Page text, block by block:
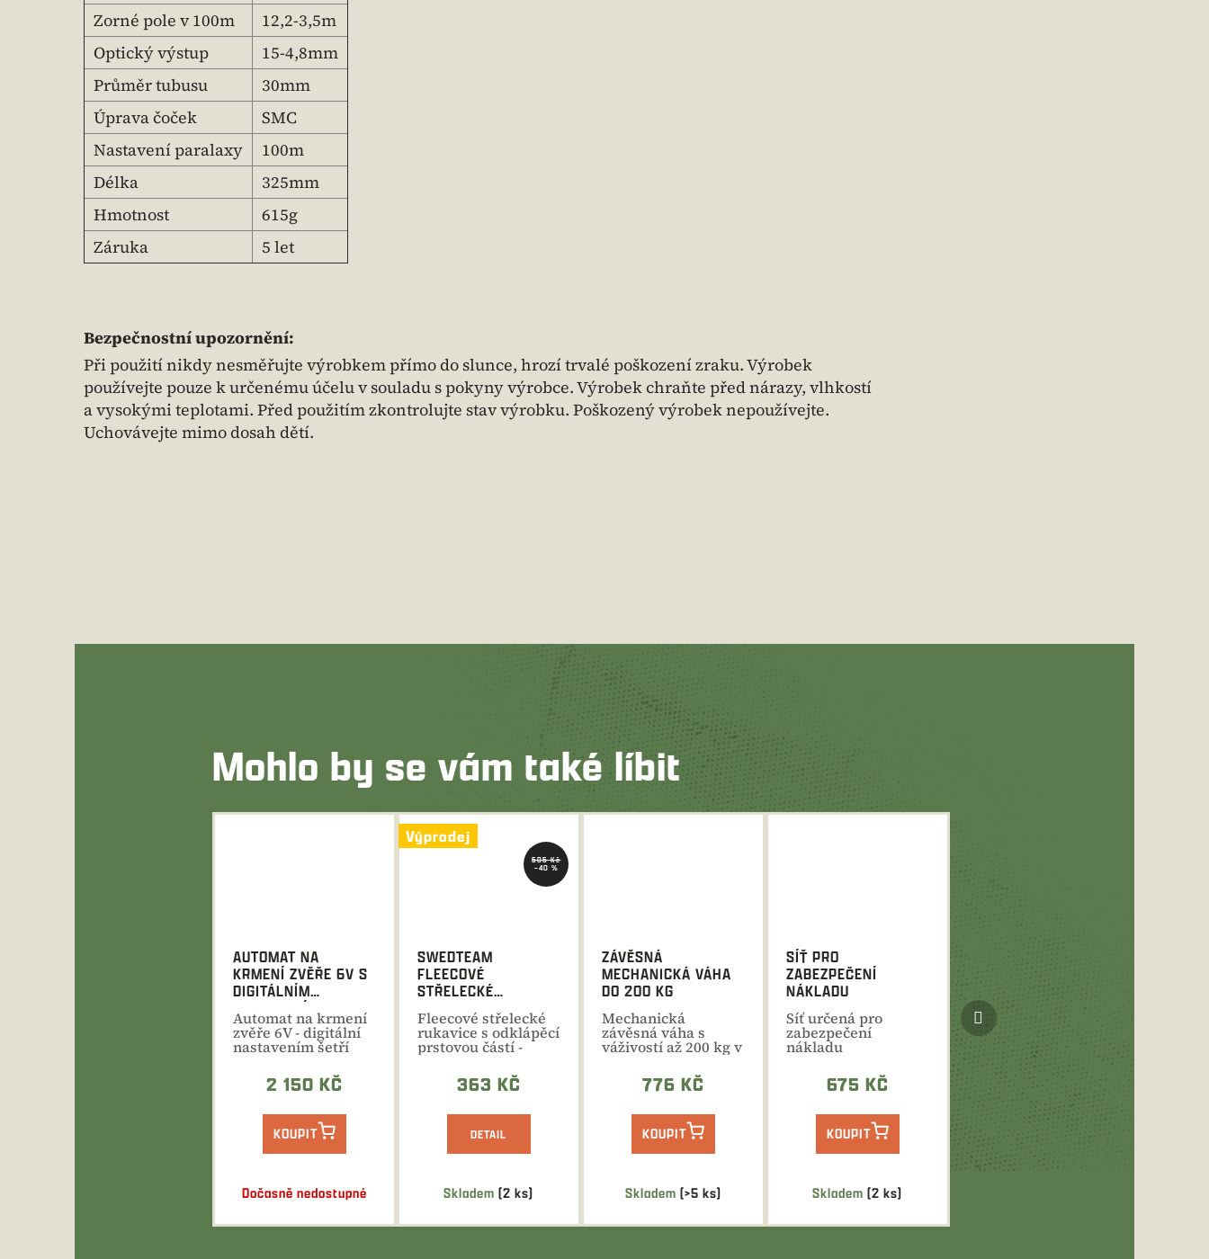
Zorné pole v 100m
12,2-3,5m
Optický výstup
15-4,8mm
Průměr tubusu
30mm
Úprava čoček
SMC
Nastavení paralaxy
100m
Délka
325mm
Hmotnost
615g
Záruka
5 let
Bezpečnostní upozornění:
Při použití nikdy nesměřujte výrobkem přímo do slunce, hrozí trvalé poškození zraku. Výrobek
používejte pouze k určenému účelu v souladu s pokyny výrobce. Výrobek chraňte před nárazy, vlhkostí
a vysokými teplotami. Před použitím zkontrolujte stav výrobku. Poškozený výrobek nepoužívejte.
Uchovávejte mimo dosah dětí.
Mohlo by se vám také líbit
Dočasně nedostupné
AUTOMAT NA
KRMENÍ ZVĚŘE 6V S
DIGITÁLNÍM
NASTAVENÍM
Automat na krmení
zvěře 6V - digitální
nastavením šetří
2 150 KČ
KOUPIT
Výprodej
605 Kč
–40 %
Skladem(2 ks)
SWEDTEAM
FLEECOVÉ
STŘELECKÉ
Fleecové střelecké
rukavice s odklápěcí
prstovou částí -
skvělá volba pro...
363 KČ
DETAIL
Skladem (>5 ks)
ZÁVĚSNÁ
MECHANICKÁ VÁHA
DO 200 KG
Mechanická
závěsná váha s
váživostí až 200 kg v
Kompaktní...
776 KČ
KOUPIT
Skladem(2 ks)
SÍŤ PRO
ZABEZPEČENÍ
NÁKLADU
Síť určená pro
zabezpečení
nákladu
přívěsu nebo všude
tam, kde...675 KČ
KOUPIT
Další
produkt